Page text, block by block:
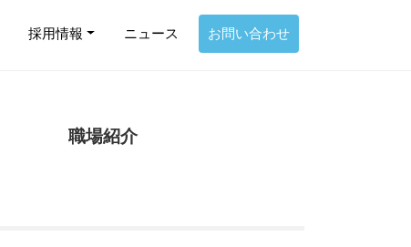
採用情報 ニュース お問い合わせ
職場紹介